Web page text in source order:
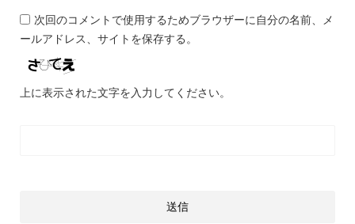
次回のコメントで使用するためブラウザーに自分の名前、メ
ールアドレス、サイトを保存する。
上に表示された文字を入力してください。